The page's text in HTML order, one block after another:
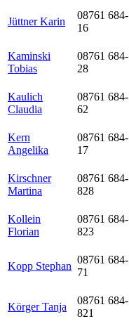
Jüttner Karin
08761 684-
16
Kaminski
Tobias
08761 684-
28
Kaulich
Claudia
08761 684-
62
Kern
Angelika
08761 684-
17
Kirschner
Martina
08761 684-
828
Kollein
Florian
08761 684-
823
Kopp Stephan
08761 684-
71
Körger Tanja
08761 684-
821